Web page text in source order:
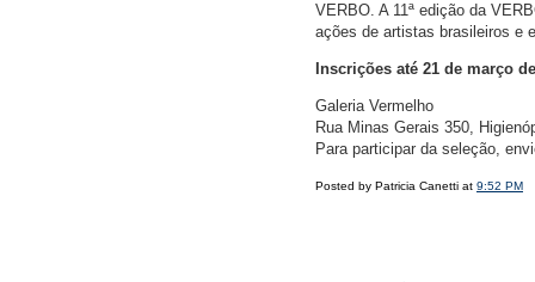
VERBO. A 11ª edição da
ações de artistas brasileiros e
Inscrições até 21 de março
Galeria Vermelho
Rua Minas Gerais 350,
Para participar da seleção,
Posted by Patricia Canetti at 9:52 PM